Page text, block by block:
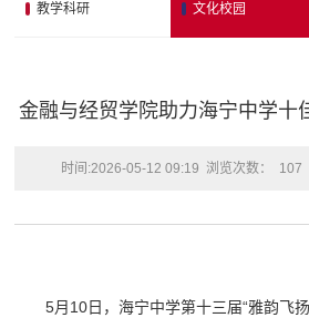
教学科研 文化校园
金融与经贸学院助力海宁中学十
时间:2026-05-12 09:19 浏览次数： 107
5月10日，海宁中学第十三届“雅韵飞